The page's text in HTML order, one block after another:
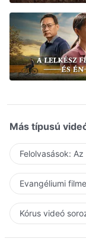
Más típusú
Felolvasások:
Evangéliumi
Kórus videó